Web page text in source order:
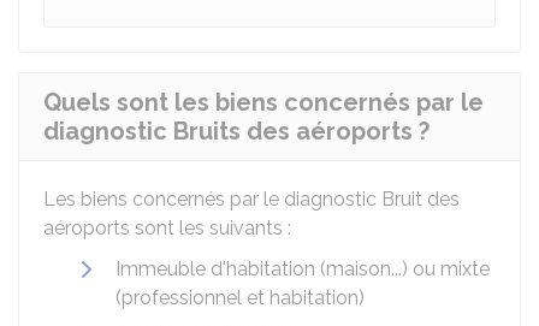
Quels sont les biens concernés par le
diagnostic Bruits des aéroports ?
Les biens concernés par le diagnostic Bruit des
aéroports sont les suivants :
Immeuble d'habitation (maison...) ou mixte
(professionnel et habitation)